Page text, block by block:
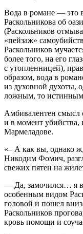
Вода в романе — это
Раскольникова об
(Раскольников
«пейзаж»
Раскольников
более того, на его
с утопленницей),
образом, вода в
из духовной духоты,
ложным, то
Амбивалентен смысл
и в момент
Мармеладове.
«– А как вы, однако
Никодим Фомич,
свежих пятен на
— Да, замочился… я
особенным видом
головой и пошел
Раскольников
кровь помощи и